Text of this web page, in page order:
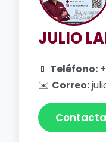
JULIO
📱 Teléfono:
✉️ Correo: